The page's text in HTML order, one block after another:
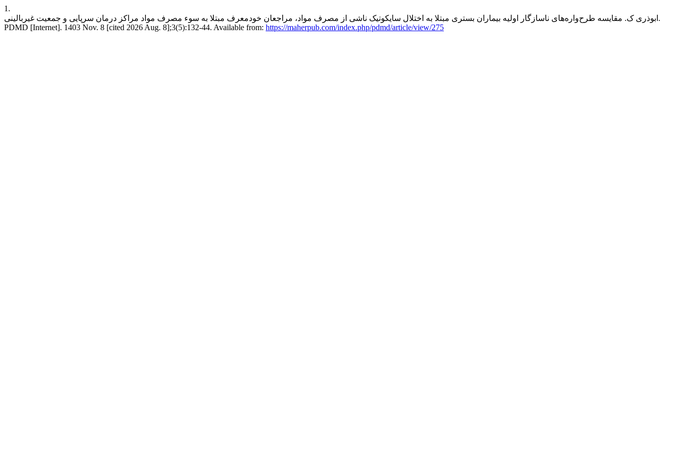
1.
ابوذری ک. مقایسه‌ طرح‌واره‌های ناسازگار‌ اولیه‌ بیماران بستری مبتلا به اختلال سایکوتیک ناشی از مصرف مواد، مراجعان خودمعرف مبتلا به سوء مصرف مواد مراکز درمان سرپایی و جمعیت غیربالینی.
PDMD [Internet]. 1403 Nov. 8 [cited 2026 Aug. 8];3(5):132-44. Available from: https://maherpub.com/index.php/pdmd/article/view/275